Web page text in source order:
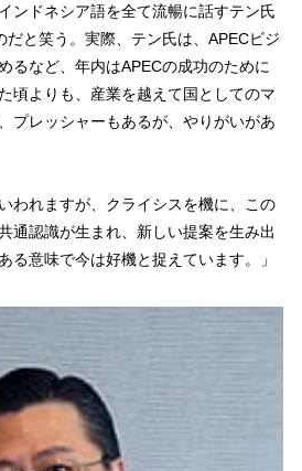
ンドネシア語を全て流暢に話すテン氏
だと笑う。実際、テン氏は、APECビジ
るなど、年内はAPECの成功のために
頃よりも、産業を越えて国としてのマ
プレッシャーもあるが、やりがいがあ
われますが、クライシスを機に、この
通認識が生まれ、新しい提案を生み出
る意味で今は好機と捉えています。」